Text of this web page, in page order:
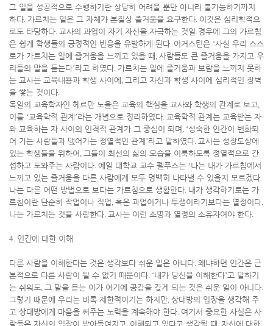
그 일을 성공적으로 수행하기란 상당히 어려울 뿐만 아니라 불가능하기까지
하다. 가르치는 일은 그 자체가 본질상 즐거움을 요구한다. 이것은 심리학적으
로도 타당하다. 교사의 과업이 자기 자신을 자극하는 것일 경우에 그의 가르침
은 쉽게 학생들의 긍정적인 반응을 유발하게 된다. 어거스틴은 ‘사실 우리 스스
로가 가르치는 일에 즐거움을 느끼고 있을 때 , 사람들도 큰 즐거움을 가지고 우
리들의 말을 듣는다’라고 하였다. 가르치는 일에 즐거움과 보람을 느끼지 못하
는 교사는 교육내용과 학생 사이에 , 그리고 자신과 학생 사이에 심리적인 장벽
을 쌓는 것이다.
독일의 교육학자인 헤르만 노올은 교육의 핵심을 교사와 학생의 관계로 보고,
이를 ‘교육학적 관계 ’라는 개념으로 정리하였다. 교육학적 관계는 교육받는 자
와 교육하는 자 사이의 인격적 관계가 그 중심이 되며 , ‘성숙한 인간이 변화되
어 가는 사람들과 맺어가는 정열적인 관계 ’라고 말하였다. 교사는 성장도상에
있는 학생들을 위하여 , 그들이 최선의 삶의 모습을 이룩하도록 정열적으로 간
섭하고 도와주는 사람이다. 예일 대학교 교수 펠푸스는 ‘나는 내가 가르침에서
느끼고 있는 즐거움을 다른 사람에게 모두 명백히 나타낼 수 있을지 모르겠다.
나는 다른 어떤 방법으로 보다는 가르침으로 생활한다. 내가 생각하기로는 가
르침이란 단순히 작업이나 직업, 혹은 과업이거나 투쟁이라기보다는 열정이다.
나는 가르치는 것을 사랑한다. 교사는 이런 소명과 열정의 소유자여야 한다.
4. 인간에 대한 이해
다른 사람을 이해한다는 것은 생각보다 쉬운 일은 아니다. 왜냐하면 인간은 근
본적으로 다른 사람이 될 수 없기 때문이다. ‘내가 당신을 이해한다’고 말하기
는 쉬워도, 그 말을 듣는 이가 여기에 공감을 갖게 되는 것은 쉬운 일이 아니다.
그렇기 때문에 우리는 비록 제한적이기는 하지만, 상대방의 입장을 생각해 주
고 상대방에게 마음을 써주는 노력을 계속해야 한다. 여기서 중요한 사실은 사
람들은 자신의 입장이 받아들여지고 이해되고 있다고 생각될 때 자신에 대한